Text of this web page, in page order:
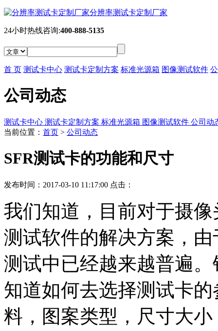
分辨率测试卡定制厂家
24小时热线咨询:400-888-5135
首 页 测试卡中心 测试卡定制方案 标准光源箱 图像测试软件
公司动态
测试卡中心 测试卡定制方案 标准光源箱 图像测试软件 公司动
当前位置： 首页 > 公司动态
SFR测试卡的功能和尺寸
发布时间：2017-03-10 11:17:00 点击：
我们知道，目前对于摄
测试软件的解决方案，
测试中已经越来越普遍
知道如何去选择测试卡
料，图案类型，尺寸大